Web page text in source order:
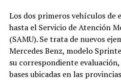
Los dos primeros vehículos de
hasta el Servicio de Atención
(SAMU). Se trata de nuevos
Mercedes Benz, modelo
su correspondiente
bases ubicadas en las